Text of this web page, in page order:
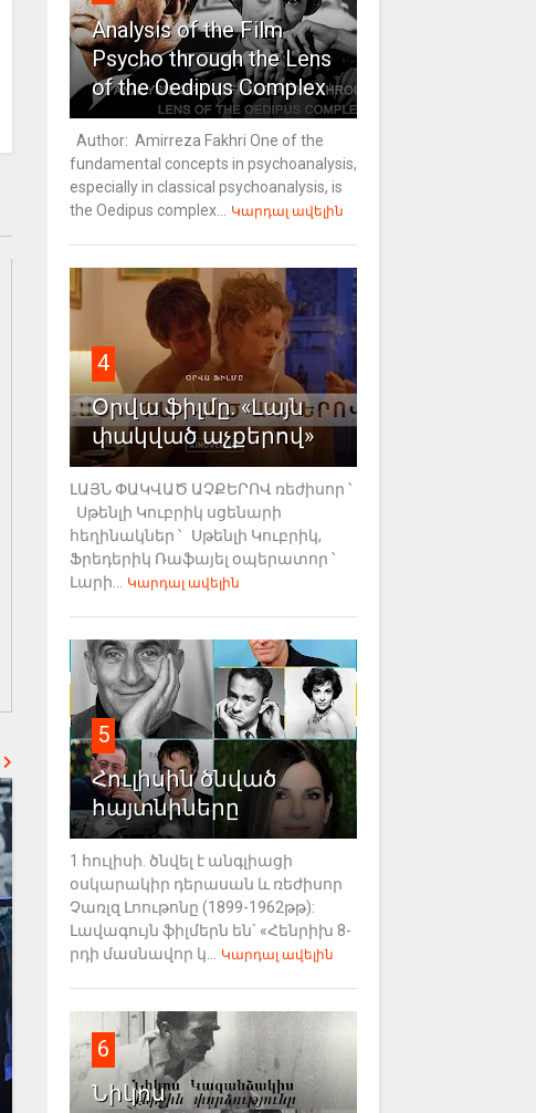
Analysis of the Film
Psycho through the Lens
of the Oedipus Complex
Author: Amirreza Fakhri One of the
fundamental concepts in psychoanalysis,
especially in classical psychoanalysis, is
the Oedipus complex...
Կարդալ ավելին
4
Օրվա ֆիլմը. «Լայն
փակված աչքերով»
ԼԱՅՆ ՓԱԿՎԱԾ ԱՉՔԵՐՈՎ ռեժիսոր ՝
Սթենլի Կուբրիկ սցենարի
հեղինակներ ՝ Սթենլի Կուբրիկ,
Ֆրեդերիկ Ռաֆայել օպերատոր ՝
Լարի...
Կարդալ ավելին
5
Հուլիսին ծնված
հայտնիները
1 հուլիսի. ծնվել է անգլիացի
օսկարակիր դերասան և ռեժիսոր
Չառլզ Լոութոնը (1899-1962թթ):
Լավագույն ֆիլմերն են` «Հենրիխ 8-
րդի մասնավոր կ...
Կարդալ ավելին
6
Նիկոս